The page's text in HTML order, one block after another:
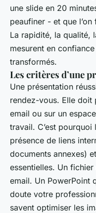
une slide en 20
peaufiner - et que
La rapidité, la qualité,
mesurent en
transformés.
Les critères d’une
Une présentation
rendez-vous. Elle doit
email ou sur un
travail. C’est
présence de liens
documents annexes)
essentielles. Un
email. Un PowerPoint
doute votre
savent optimiser les